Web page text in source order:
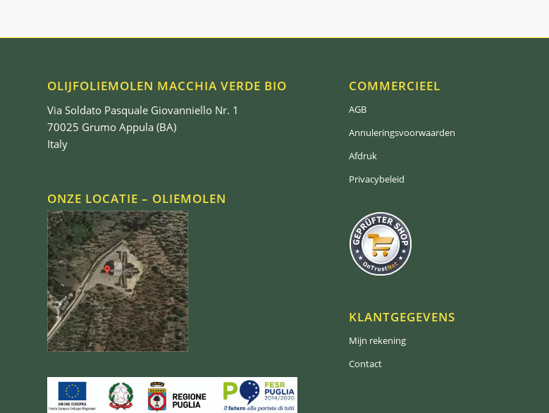
OLIJFOLIEMOLEN MACCHIA VERDE BIO
Via Soldato Pasquale Giovanniello Nr. 1
70025 Grumo Appula (BA)
Italy
ONZE LOCATIE – OLIEMOLEN
COMMERCIEEL
AGB
Annuleringsvoorwaarden
Afdruk
Privacybeleid
KLANTGEGEVENS
Mijn rekening
Contact